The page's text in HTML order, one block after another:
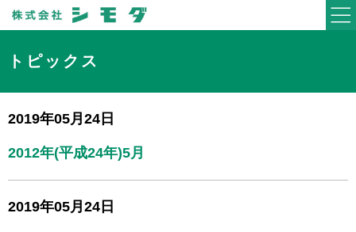
トピックス
2019年05月24日
2012年(平成24年)5月
2019年05月24日